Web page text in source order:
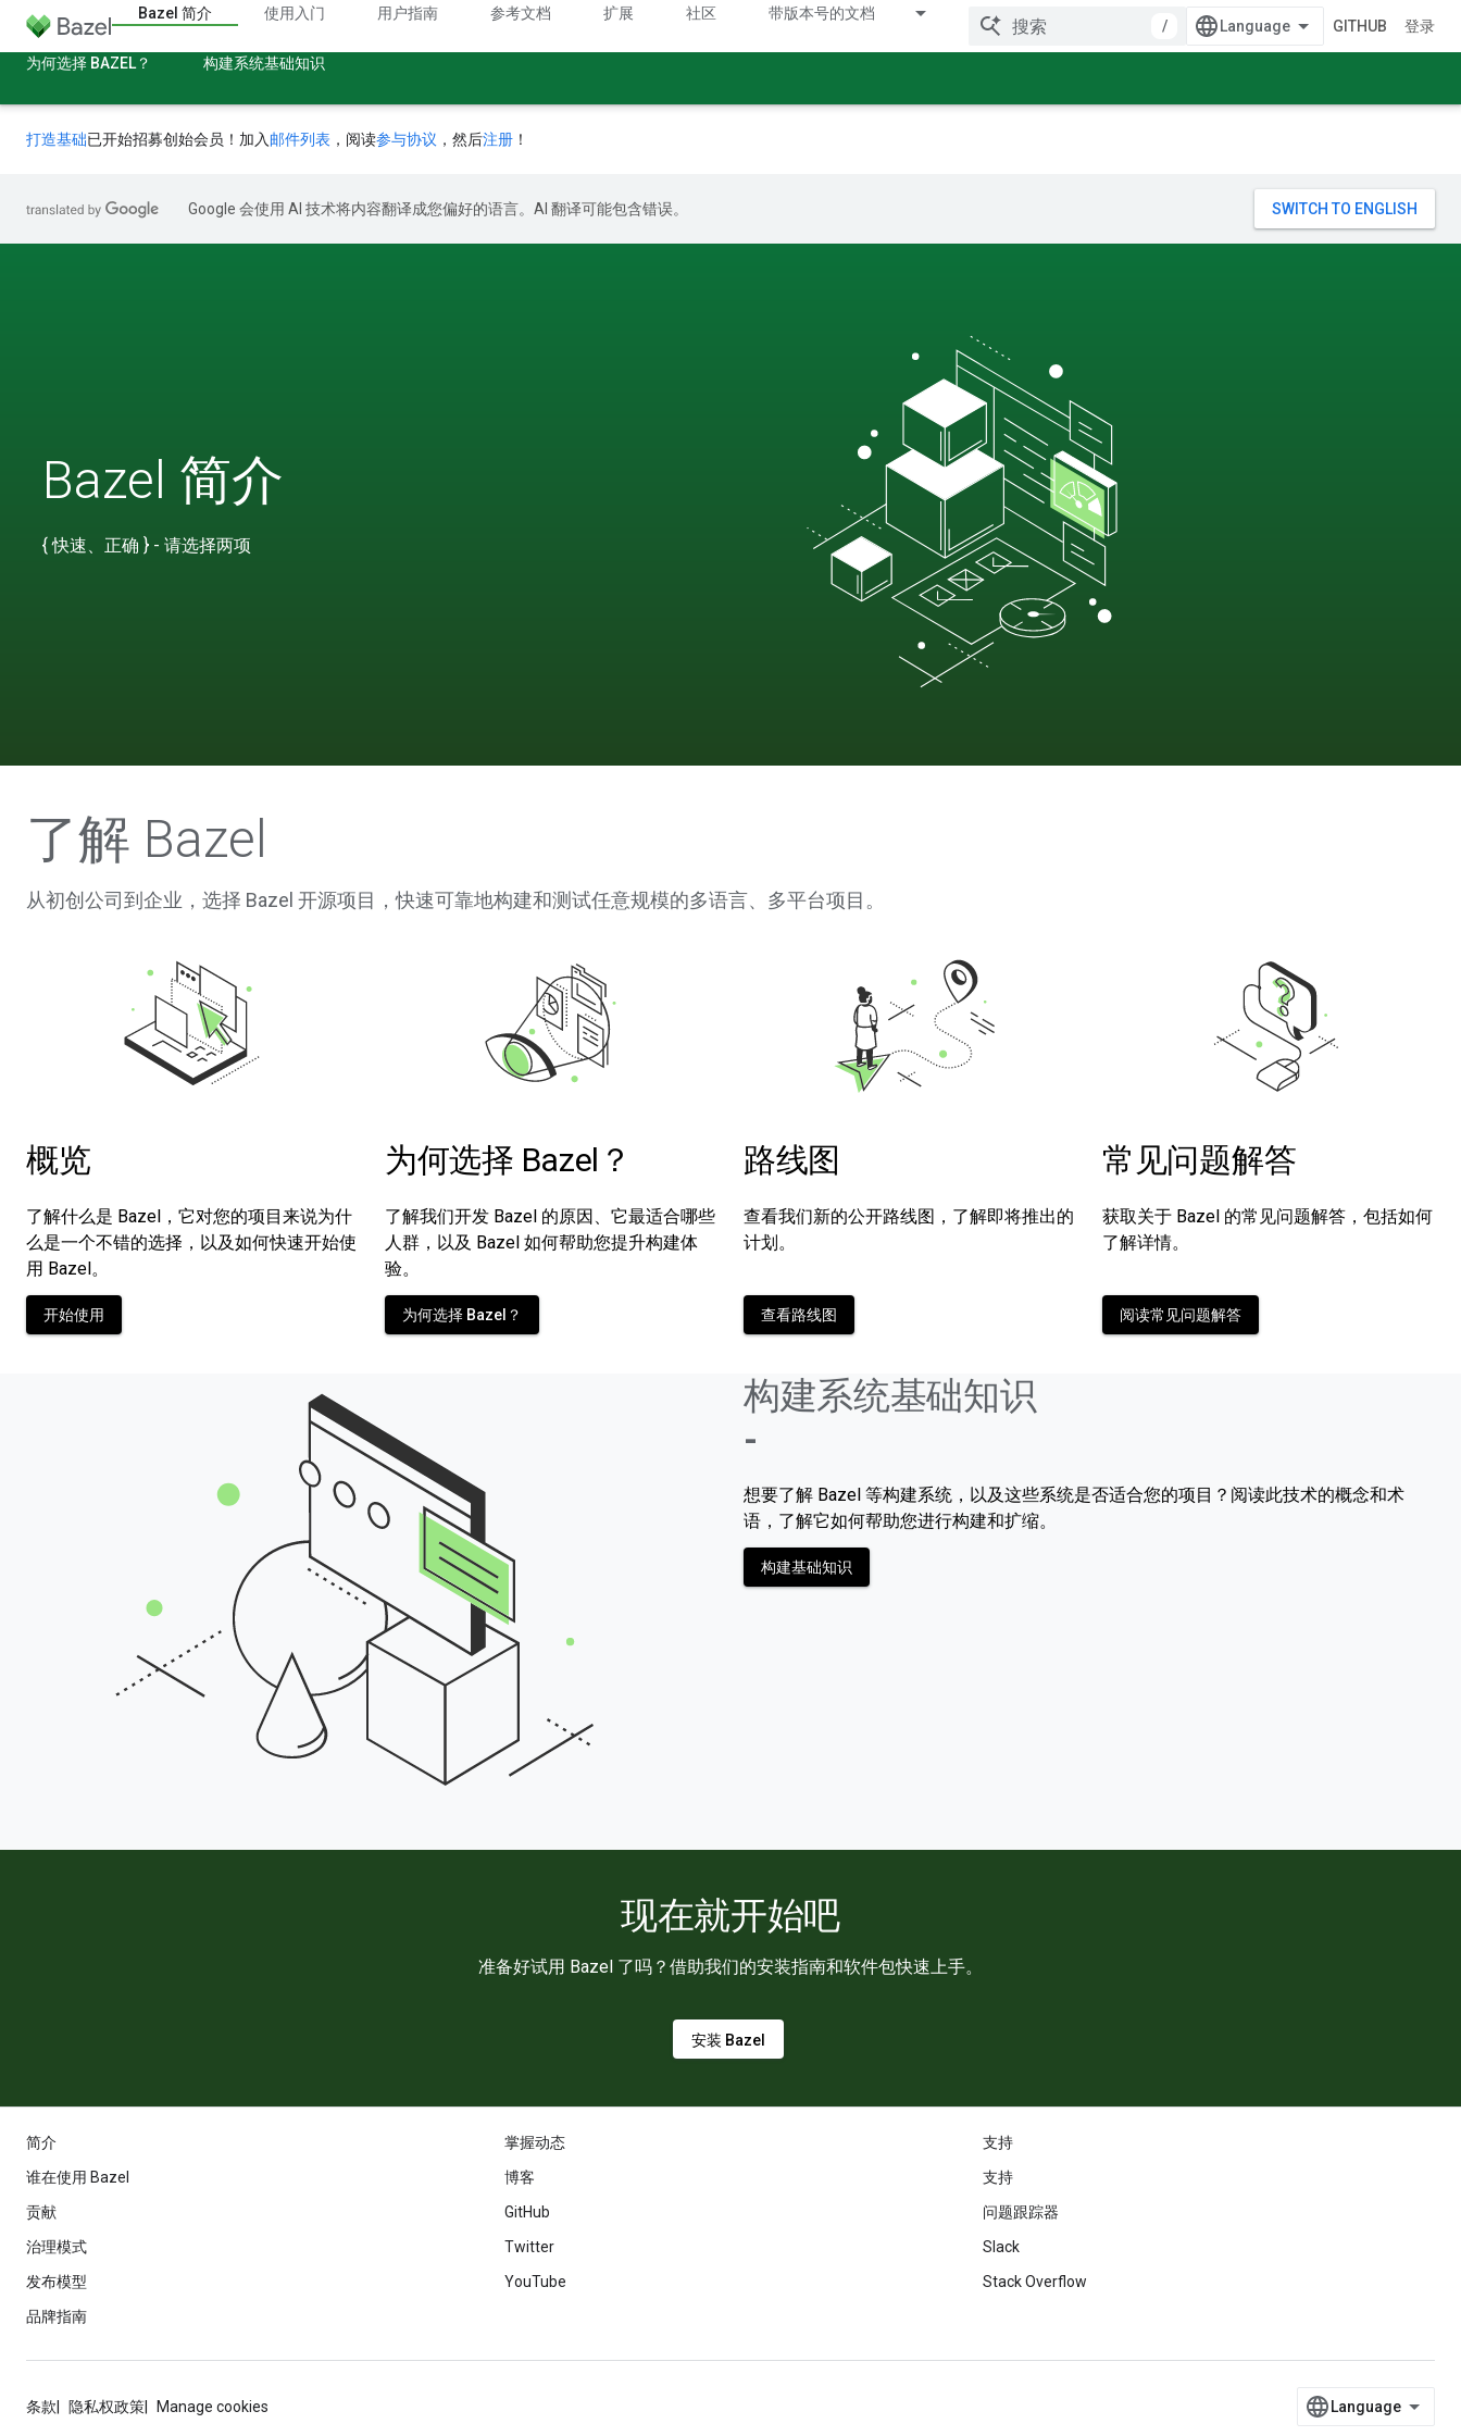
Bazel 简介 使用入门 用户指南 参考文档 扩展 社区 带版本号的文档
/ GITHUB 登录
为何选择 BAZEL？ 构建系统基础知识
打造基础已开始招募创始会员！加入 邮件列表 ，阅读参与协议 ，然后注册 ！
Google 会使用 AI 技术将内容翻译成您偏好的语言。AI 翻译可能包含错误。
Bazel 简介
{ 快速、正确 } - 请选择两项
了解 Bazel
从初创公司到企业，选择 Bazel 开源项目，快速可靠地构建和测试任意规模的多语言、多平台项目。
概览
了解什么是 Bazel，它对您的项目来说为什
么是一个不错的选择，以及如何快速开始使
用 Bazel。
开始使用
为何选择 Bazel？
了解我们开发 Bazel 的原因、它最适合哪些
人群，以及 Bazel 如何帮助您提升构建体
验。
为何选择 Bazel？
路线图
查看我们新的公开路线图，了解即将推出的
计划。
查看路线图
常见问题解答
获取关于 Bazel 的常见问题解答，包括如何
了解详情。
阅读常见问题解答
构建系统基础知识
-
想要了解 Bazel 等构建系统，以及这些系统是否适合您的项目？阅读此技术的概念和术
语，了解它如何帮助您进行构建和扩缩。
构建基础知识
现在就开始吧
准备好试用 Bazel 了吗？借助我们的安装指南和软件包快速上手。
安装 Bazel
简介
谁在使用 Bazel
贡献
治理模式
发布模型
品牌指南
掌握动态
博客
GitHub
Twitter
YouTube
支持
支持
问题跟踪器
Slack
Stack Overflow
条款 隐私权政策 Manage cookies